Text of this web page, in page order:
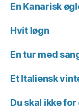
En Kanarisk
Hvit løgn
En tur med
Et Italiensk
Du skal ikke